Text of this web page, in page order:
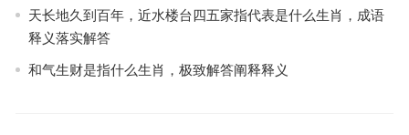
天长地久到百年，近水楼台四五家指代表是什么生肖，成语
释义落实解答
和气生财是指什么生肖，极致解答阐释释义